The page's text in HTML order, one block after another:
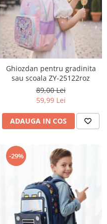
Ghiozdan pentru gradinita
sau scoala ZY-25122roz
89,00 Lei
59,99 Lei
ADAUGA IN COS
-29%